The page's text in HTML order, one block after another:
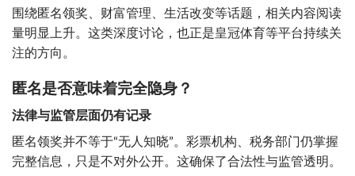
围绕匿名领奖、财富管理、生活改变等话题，相关内容阅读
量明显上升。这类深度讨论，也正是皇冠体育等平台持续关
注的方向。
匿名是否意味着完全隐身？
法律与监管层面仍有记录
匿名领奖并不等于“无人知晓”。彩票机构、税务部门仍掌握
完整信息，只是不对外公开。这确保了合法性与监管透明。